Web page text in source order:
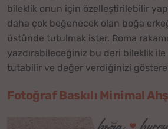
bileklik onun için özelleştirilebilir
daha çok beğenecek olan boğa
üstünde tutulmak ister. Roma
yazdırabileceğiniz bu deri bileklik
tutabilir ve değer verdiğinizi
Fotoğraf Baskılı Minimal